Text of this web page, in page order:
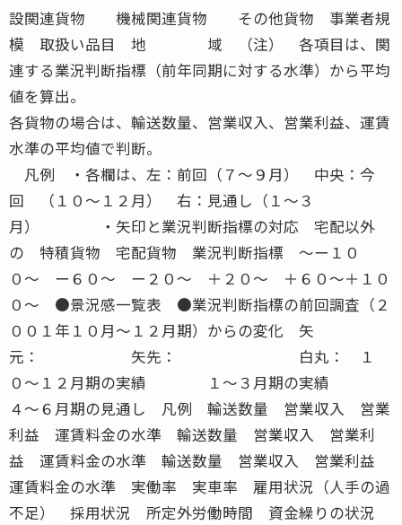
設関連貨物 機械関連貨物 その他貨物 事業者規
模 取扱い品目 地 域 （注） 各項目は、関
連する業況判断指標（前年同期に対する水準）から平均
値を算出。
各貨物の場合は、輸送数量、営業収入、営業利益、運賃
水準の平均値で判断。
凡例 ・各欄は、左：前回（７〜９月） 中央：今
回 （１０〜１２月） 右：見通し（１〜３
月） ・矢印と業況判断指標の対応 宅配以外
の 特積貨物 宅配貨物 業況判断指標 〜ー１０
０〜 ー６０〜 ー２０〜 ＋２０〜 ＋６０〜＋１０
０〜 ●景況感一覧表 ●業況判断指標の前回調査（２
００１年１０月〜１２月期）からの変化 矢
元： 矢先： 白丸： １
０〜１２月期の実績 １〜３月期の実績
４〜６月期の見通し 凡例 輸送数量 営業収入 営業
利益 運賃料金の水準 輸送数量 営業収入 営業利
益 運賃料金の水準 輸送数量 営業収入 営業利益
運賃料金の水準 実働率 実車率 雇用状況（人手の過
不足） 採用状況 所定外労働時間 資金繰りの状況